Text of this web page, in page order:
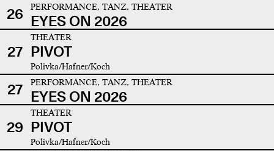
26
PERFORMANCE, TANZ, THEATER
EYES ON 2026
27
THEATER
PIVOT
Polivka/Hafner/Koch
27 PERFORMANCE, TANZ, THEATER
EYES ON 2026
29
THEATER
PIVOT
Polivka/Hafner/Koch